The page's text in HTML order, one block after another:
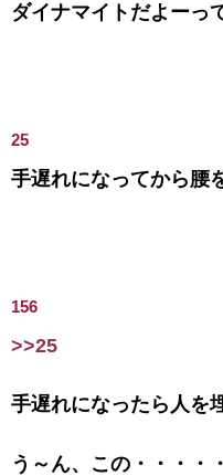
ダイナマイトだよーっ
25
手遅れになってから腰
156
>>25
手遅れになったら人を
う～ん、この・・・・